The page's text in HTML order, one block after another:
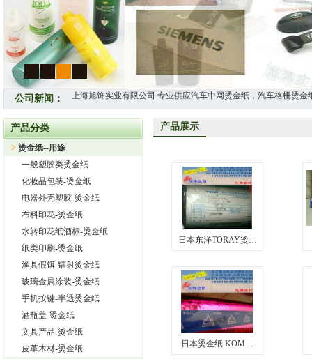
4
公司新闻：
上海旭饰实业有限公司 专业供应汽车中网烫金纸，汽车格栅烫金
怎样选择适合自己的烫金纸？
热烈祝贺上海旭饰实业有限公司成为韩国ITW烫金纸华东区代理商
上海旭饰实业有限公司—日本东洋烫金纸TORAY烫金纸华东区总
热烈祝贺上海旭饰实业有限公司成为德国库尔兹烫金纸一级代理
热烈祝贺旭饰实业成为日本OIKE烫金纸尾池烫金纸华东区总代理
上海旭饰实业有限公司——进口烫金纸专业供应商
怎样选择进口烫金纸
产品分类
> 烫金纸--用途
一般塑胶类烫金纸
化妆品包装-烫金纸
电器外壳塑胶-烫金纸
布料印花-烫金纸
水转印花纸酒标-烫金纸
纸类印刷-烫金纸
渔具假饵-镭射烫金纸
玻璃金属涂装-烫金纸
手机按键-半透烫金纸
酒瓶盖-烫金纸
文具产品-烫金纸
皮革木材-烫金纸
产品展示
日本东洋TORAY烫…
日本烫金纸 KOM…